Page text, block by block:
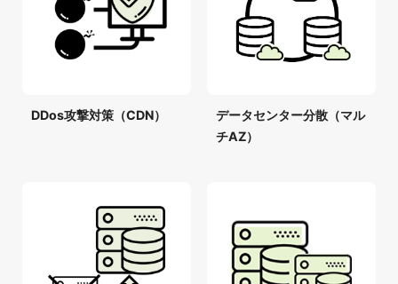
DDos攻撃対策（CDN）
データセンター分散（マル
チAZ）